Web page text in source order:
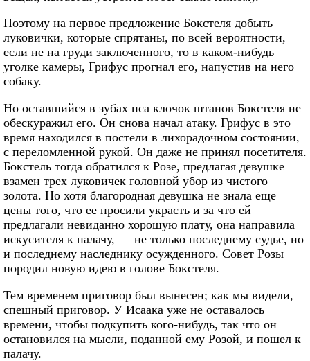
Поэтому на первое предложение Бокстеля добыть
луковички, которые спрятаны, по всей вероятности,
если не на груди заключенного, то в каком-нибудь
уголке камеры, Грифус прогнал его, напустив на него
собаку.
Но оставшийся в зубах пса клочок штанов Бокстеля не
обескуражил его. Он снова начал атаку. Грифус в это
время находился в постели в лихорадочном состоянии,
с переломленной рукой. Он даже не принял посетителя.
Бокстель тогда обратился к Розе, предлагая девушке
взамен трех луковичек головной убор из чистого
золота. Но хотя благородная девушка не знала еще
цены того, что ее просили украсть и за что ей
предлагали невиданно хорошую плату, она направила
искусителя к палачу, — не только последнему судье, но
и последнему наследнику осужденного. Совет Розы
породил новую идею в голове Бокстеля.
Тем временем приговор был вынесен; как мы видели,
спешный приговор. У Исаака уже не оставалось
времени, чтобы подкупить кого-нибудь, так что он
остановился на мысли, поданной ему Розой, и пошел к
палачу.